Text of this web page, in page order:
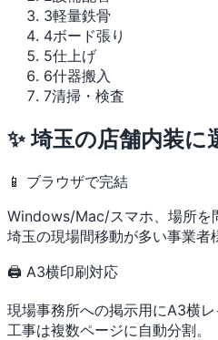
3軽量鉄骨
4ボード張り
5仕上げ
6什器搬入
7清掃・検査
✨ 埼玉の店舗内装に
📱 ブラウザで完結
Windows/Mac/スマホ、場所を
埼玉の現場間移動が多い事業者
🖨 A3横印刷対応
現場事務所への掲示用にA3横
工事は複数ページに自動分割。